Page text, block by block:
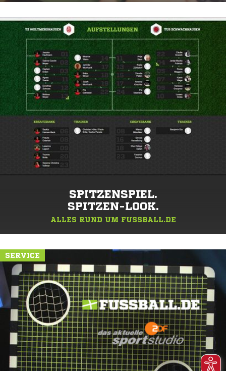
SPITZENSPIEL.
SPITZEN-LOOK.
ALLES RUND UM FUSSBALL.DE
SERVICE